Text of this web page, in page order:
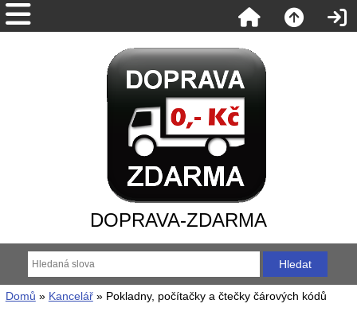
DOPRAVA-ZDARMA
Domů » Kancelář» Pokladny, počítačky a čtečky čárových kódů